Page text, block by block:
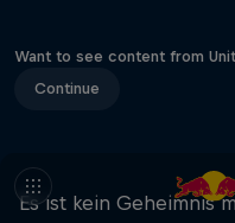
Want to see content from
Continue
Es ist kein Geheimnis